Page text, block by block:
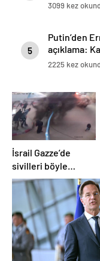
3099 kez
5
Putin’den
açıklama:
2225 kez
İsrail Gazze’de
sivilleri böyle
vurdu… En az 80
kişi hayatını
kaybetti